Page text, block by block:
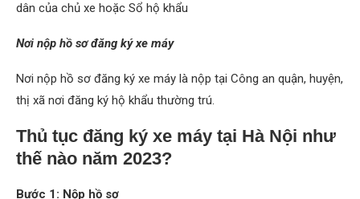
dân của chủ xe hoặc Sổ hộ khẩu
Nơi nộp hồ sơ đăng ký xe máy
Nơi nộp hồ sơ đăng ký xe máy là nộp tại Công an quận, huyện,
thị xã nơi đăng ký hộ khẩu thường trú.
Thủ tục đăng ký xe máy tại Hà Nội như
thế nào năm 2023?
Bước 1: Nộp hồ sơ